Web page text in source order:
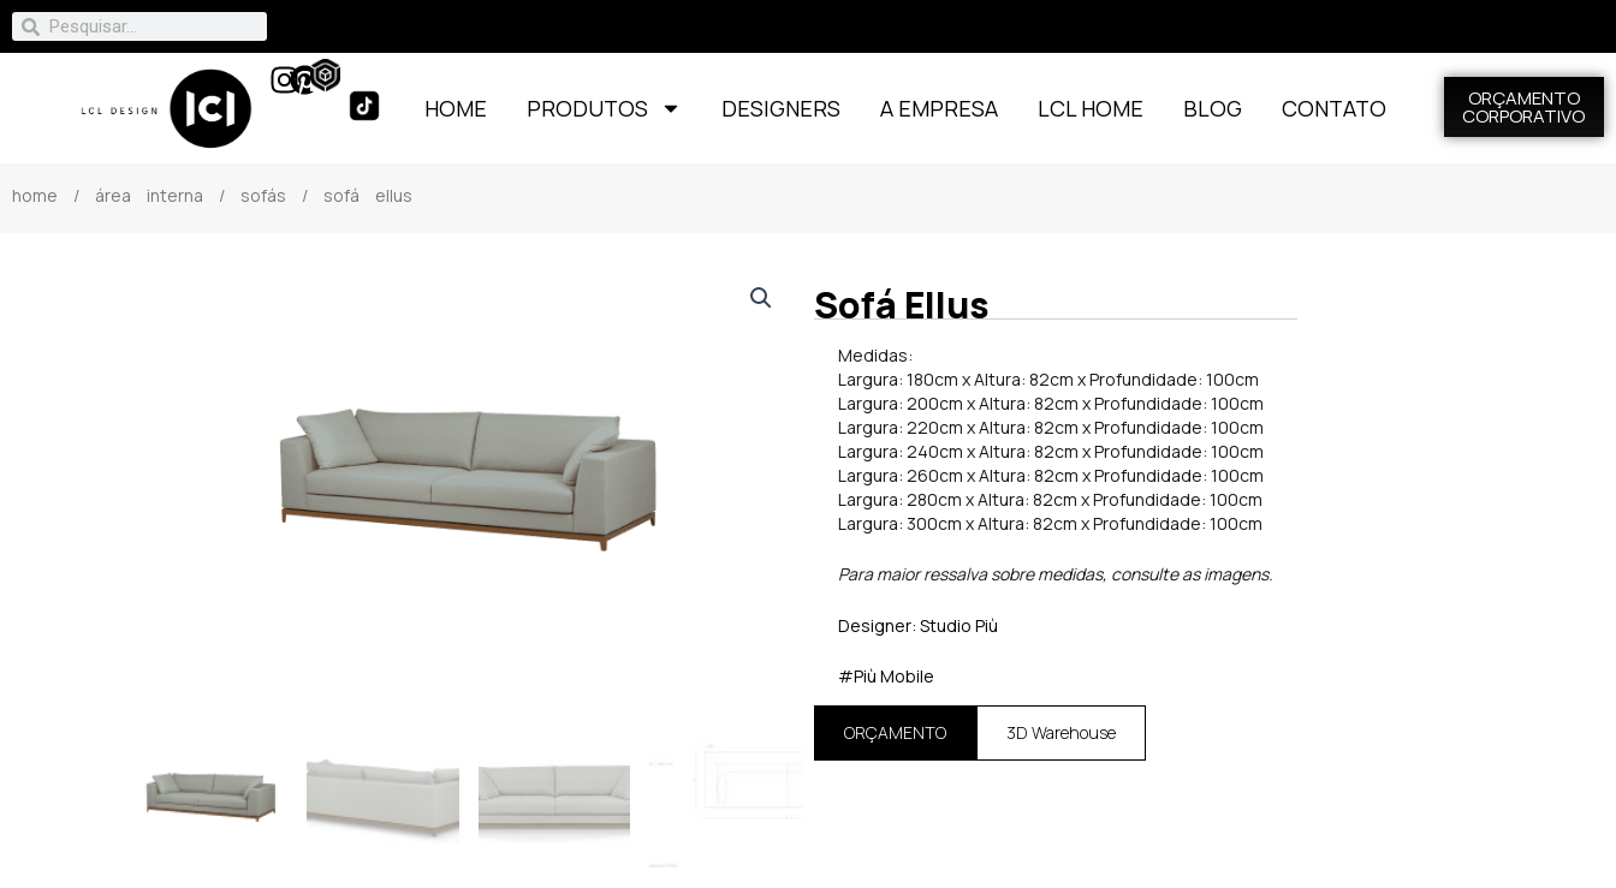
HOME PRODUTOS DESIGNERS A EMPRESA LCL HOME BLOG CONTATO ORÇAMENTO
CORPORATIVO
home / área interna / sofás / sofá ellus
Sofá Ellus
Medidas:
Largura: 180cm x Altura: 82cm x Profundidade: 100cm
Largura: 200cm x Altura: 82cm x Profundidade: 100cm
Largura: 220cm x Altura: 82cm x Profundidade: 100cm
Largura: 240cm x Altura: 82cm x Profundidade: 100cm
Largura: 260cm x Altura: 82cm x Profundidade: 100cm
Largura: 280cm x Altura: 82cm x Profundidade: 100cm
Largura: 300cm x Altura: 82cm x Profundidade: 100cm
Para maior ressalva sobre medidas, consulte as imagens.
Designer: Studio Più
#Più Mobile
ORÇAMENTO 3D Warehouse